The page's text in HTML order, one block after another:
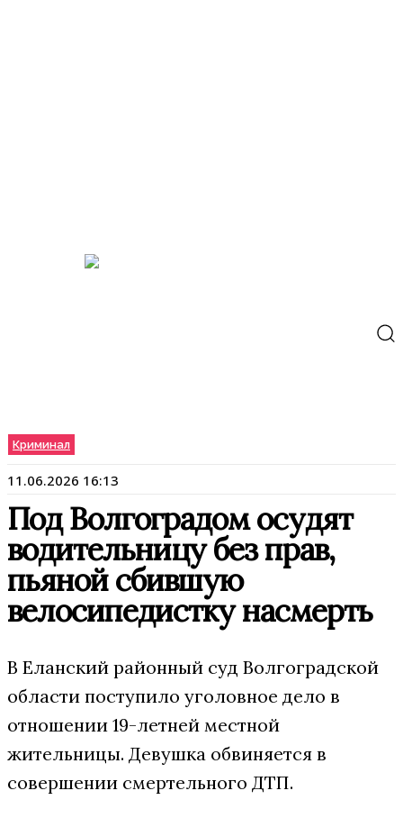
Криминал
11.06.2026 16:13
Под Волгоградом осудят
водительницу без прав,
пьяной сбившую
велосипедистку насмерть
В Еланский районный суд Волгоградской
области поступило уголовное дело в
отношении 19-летней местной
жительницы. Девушка обвиняется в
совершении смертельного ДТП.